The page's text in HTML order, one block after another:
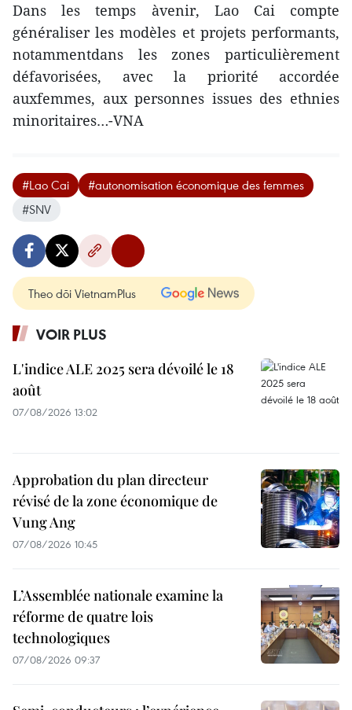
Dans les temps àvenir, Lao Cai compte
généraliser les modèles et projets performants,
notammentdans les zones particulièrement
défavorisées, avec la priorité accordée
auxfemmes, aux personnes issues des ethnies
minoritaires…-VNA
#Lao Cai
#autonomisation économique des femmes
#SNV
Theo dõi VietnamPlus
VOIR PLUS
L'indice ALE 2025 sera dévoilé le 18
août
07/08/2026 13:02
Approbation du plan directeur
révisé de la zone économique de
Vung Ang
07/08/2026 10:45
L’Assemblée nationale examine la
réforme de quatre lois
technologiques
07/08/2026 09:37